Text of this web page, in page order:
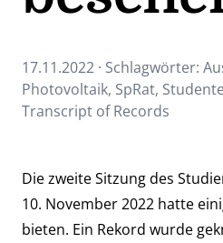
17.11.2022 · Schlagwörter:
Photovoltaik, SpRat,
Transcript of Records
Die zweite Sitzung des
10. November 2022 hatte
bieten. Ein Rekord wurde